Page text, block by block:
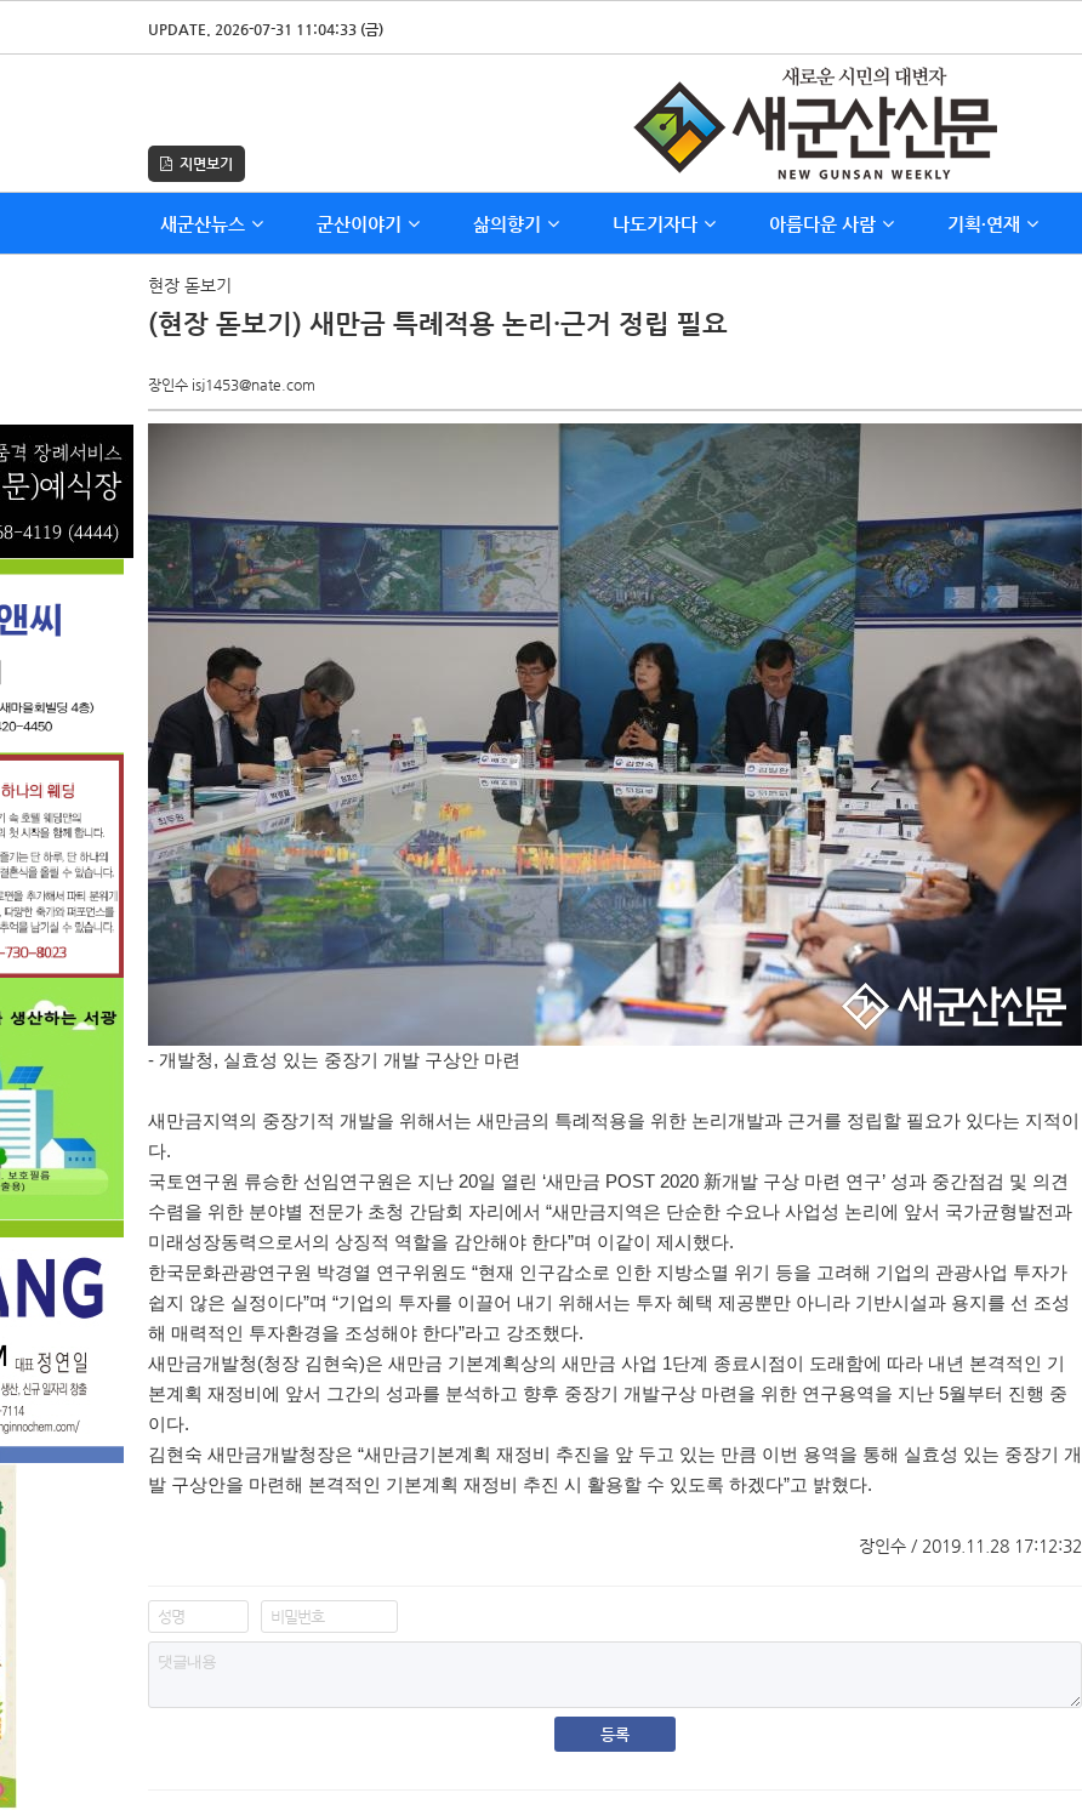
UPDATE. 2026-07-31 11:04:33 (금)
지면보기
새군산뉴스 군산이야기 삶의향기 나도기자다 아름다운 사람 기획∙연재
현장 돋보기
(현장 돋보기) 새만금 특례적용 논리·근거 정립 필요
장인수 isj1453@nate.com
- 개발청, 실효성 있는 중장기 개발 구상안 마련
새만금지역의 중장기적 개발을 위해서는 새만금의 특례적용을 위한 논리개발과 근거를 정립할 필요가 있다는 지적이
다.
국토연구원 류승한 선임연구원은 지난 20일 열린 ‘새만금 POST 2020 新개발 구상 마련 연구’ 성과 중간점검 및 의견
수렴을 위한 분야별 전문가 초청 간담회 자리에서 “새만금지역은 단순한 수요나 사업성 논리에 앞서 국가균형발전과
미래성장동력으로서의 상징적 역할을 감안해야 한다”며 이같이 제시했다.
한국문화관광연구원 박경열 연구위원도 “현재 인구감소로 인한 지방소멸 위기 등을 고려해 기업의 관광사업 투자가
쉽지 않은 실정이다”며 “기업의 투자를 이끌어 내기 위해서는 투자 혜택 제공뿐만 아니라 기반시설과 용지를 선 조성
해 매력적인 투자환경을 조성해야 한다”라고 강조했다.
새만금개발청(청장 김현숙)은 새만금 기본계획상의 새만금 사업 1단계 종료시점이 도래함에 따라 내년 본격적인 기
본계획 재정비에 앞서 그간의 성과를 분석하고 향후 중장기 개발구상 마련을 위한 연구용역을 지난 5월부터 진행 중
이다.
김현숙 새만금개발청장은 “새만금기본계획 재정비 추진을 앞 두고 있는 만큼 이번 용역을 통해 실효성 있는 중장기 개
발 구상안을 마련해 본격적인 기본계획 재정비 추진 시 활용할 수 있도록 하겠다”고 밝혔다.
장인수 / 2019.11.28 17:12:32